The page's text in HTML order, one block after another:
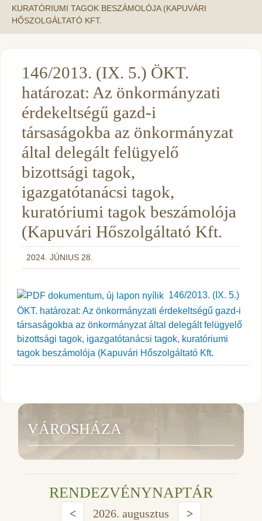
KURATÓRIUMI TAGOK BESZÁMOLÓJA (KAPUVÁRI
HŐSZOLGÁLTATÓ KFT.
146/2013. (IX. 5.) ÖKT.
határozat: Az önkormányzati
érdekeltségű gazd-i
társaságokba az önkormányzat
által delegált felügyelő
bizottsági tagok,
igazgatótanácsi tagok,
kuratóriumi tagok beszámolója
(Kapuvári Hőszolgáltató Kft.
2024. JÚNIUS 28.
146/2013. (IX. 5.)
ÖKT. határozat: Az önkormányzati érdekeltségű gazd-i
társaságokba az önkormányzat által delegált felügyelő
bizottsági tagok, igazgatótanácsi tagok, kuratóriumi
tagok beszámolója (Kapuvári Hőszolgáltató Kft.
VÁROSHÁZA
RENDEZVÉNYNAPTÁR
< 2026. augusztus >